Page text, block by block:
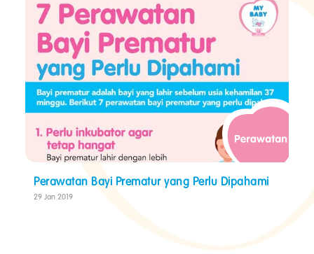
Perawatan Bayi Prematur yang Perlu Dipahami
29 Jan 2019